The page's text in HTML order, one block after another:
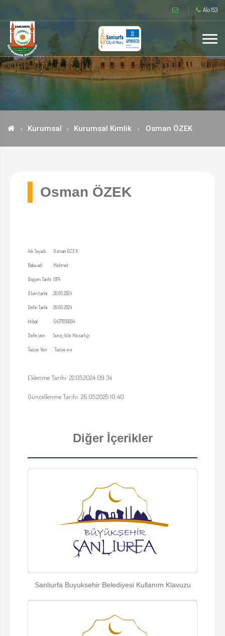
Alo 153
Kurumsal Kurumsal Kimlik Osman ÖZEK
Osman ÖZEK
Adı Soyadı : Osman ÖZEK
Baba adı : Mehmet
Doğum Tarihi:1974
Ölüm tarihi :20.05.2024
Defin Tarihi :20.05.2024
İrtibat :5437859204
Defin yeri :Suruç Aile Mezarlığı
Taziye Yeri : Taziye evi
Eklenme Tarihi: 22.05.2024 09:34
Güncellenme Tarihi: 26.05.2025 10:40
Diğer İçerikler
Sanliurfa Buyuksehir Belediyesi Kullanım Klavuzu